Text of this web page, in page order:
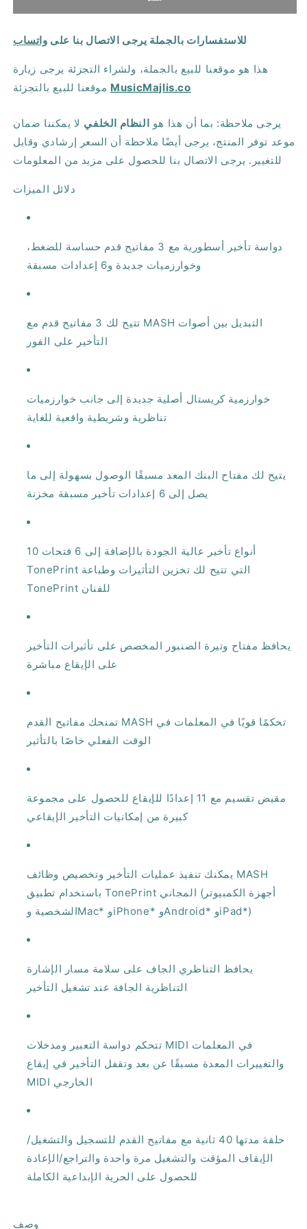
تأخير
TC
2X4
تأخير
TC
2X4
للاستفسارات بالجملة يرجى الاتصال بنا على واتساب
هذا هو موقعنا للبيع بالجملة، ولشراء التجزئة يرجى زيارة
MusicMajlis.co
يرجى ملاحظة: بما أن هذا هو النظام الخلفي لا يمكننا ضمان
موعد توفر المنتج، يرجى أيضًا ملاحظة أن السعر إرشادي وقابل
للتغيير. يرجى الاتصال بنا للحصول على مزيد من المعلومات
دلائل الميزات
دواسة تأخير أسطورية مع 3 مفاتيح قدم حساسة للضغط،
وخوارزميات جديدة و6 إعدادات مسبقة
تتيح لك 3 مفاتيح قدم مع MASH التبديل بين أصوات
التأخير على الفور
خوارزمية كريستال أصلية جديدة إلى جانب خوارزميات
تناظرية وشريطية واقعية للغاية
يتيح لك مفتاح البنك المعد مسبقًا الوصول بسهولة إلى ما
يصل إلى 6 إعدادات تأخير مسبقة مخزنة
10 أنواع تأخير عالية الجودة بالإضافة إلى 6 فتحات
TonePrint التي تتيح لك تخزين التأثيرات وطباعة
TonePrint للفنان
يحافظ مفتاح وتيرة الصنبور المخصص على تأثيرات التأخير
على الإيقاع مباشرة
تمنحك مفاتيح القدم MASH تحكمًا قويًا في المعلمات في
الوقت الفعلي خاصًا بالتأثير
مقبض تقسيم مع 11 إعدادًا للإيقاع للحصول على مجموعة
كبيرة من إمكانيات التأخير الإيقاعي
يمكنك تنفيذ عمليات التأخير وتخصيص وظائف MASH
باستخدام تطبيق TonePrint المجاني (أجهزة الكمبيوتر
الشخصية وMac* وiPhone* وAndroid* وiPad*)
يحافظ التناظري الجاف على سلامة مسار الإشارة
التناظرية الجافة عند تشغيل التأخير
تتحكم دواسة التعبير ومدخلات MIDI في المعلمات
والتغييرات المعدة مسبقًا عن بعد وتقفل التأخير في إيقاع
MIDI الخارجي
حلقة مدتها 40 ثانية مع مفاتيح القدم للتسجيل والتشغيل/
الإيقاف المؤقت والتشغيل مرة واحدة والتراجع/الإعادة
للحصول على الحرية الإبداعية الكاملة
وصف